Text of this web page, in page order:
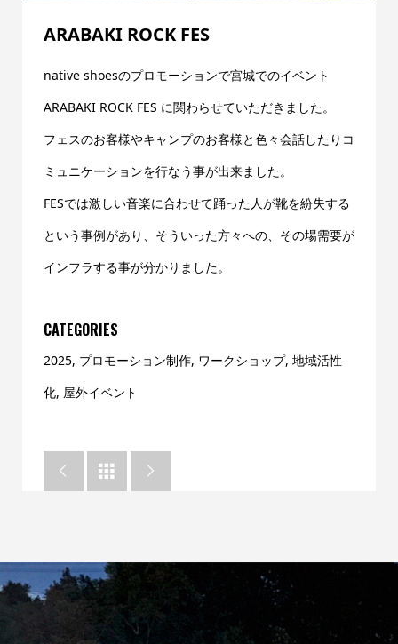
ARABAKI ROCK FES
native shoesのプロモーションで宮城でのイベント
ARABAKI ROCK FES に関わらせていただきました。
フェスのお客様やキャンプのお客様と色々会話したりコ
ミュニケーションを行なう事が出来ました。
FESでは激しい音楽に合わせて踊った人が靴を紛失する
という事例があり、そういった方々への、その場需要が
インフラする事が分かりました。
CATEGORIES
2025, プロモーション制作, ワークショップ, 地域活性
化, 屋外イベント
  